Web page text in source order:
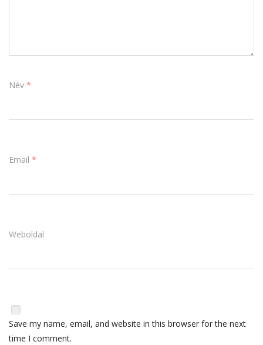
Név *
Email *
Weboldal
Save my name, email, and website in this browser for the next
time I comment.